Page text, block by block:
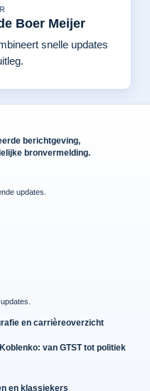
Boer Meijer
snelle updates
berichtgeving,
bronvermelding.
updates.
en carrièreoverzicht
van GTST tot politiek
en klassiekers